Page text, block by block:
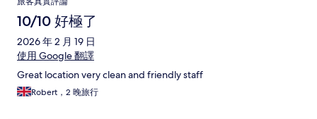
10/10 好極了
2026 年 2 月 19 日
使用 Google 翻譯
Great location very clean and friendly staff
Robert，2 晚旅行